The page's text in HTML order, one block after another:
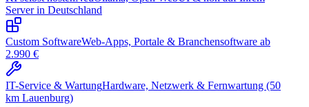
Server in Deutschland
Custom SoftwareWeb-Apps, Portale & Branchensoftware ab
2.990 €
IT-Service & WartungHardware, Netzwerk & Fernwartung (50
km Lauenburg)